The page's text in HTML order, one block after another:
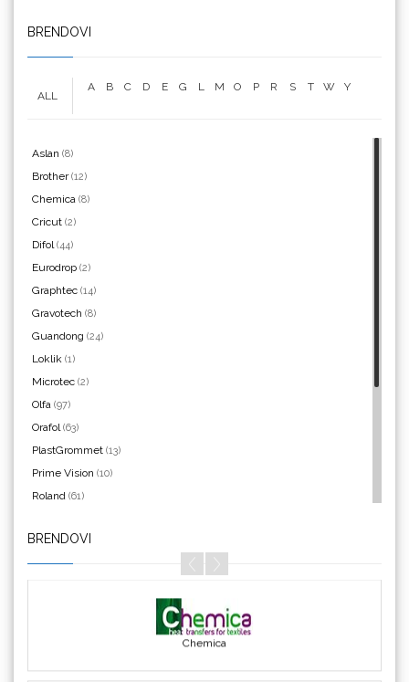
BRENDOVI
ALL
A B C D E G L M O P R S T W Y
Aslan (8)
Brother(12)
Chemica (8)
Cricut (2)
Difol(44)
Eurodrop (2)
Graphtec (14)
Gravotech (8)
Guandong (24)
Loklik (1)
Microtec (2)
Olfa (97)
Orafol(63)
PlastGrommet (13)
Prime Vision (10)
Roland (61)
Silhouette(3)
Siser(11)
(8)
BRENDOVI
Chemica